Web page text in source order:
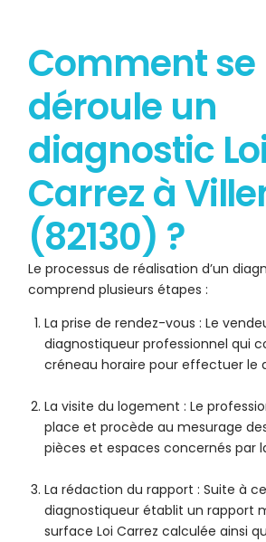
Comment se
déroule un
diagnostic
Carrez à
(82130) ?
Le processus de réalisation d’un
comprend plusieurs étapes :
La prise de rendez-vous : Le
diagnostiqueur professionnel qui
créneau horaire pour effectuer le
La visite du logement : Le
place et procède au mesurage
pièces et espaces concernés par
La rédaction du rapport : Suite à
diagnostiqueur établit un rapport
surface Loi Carrez calculée ainsi